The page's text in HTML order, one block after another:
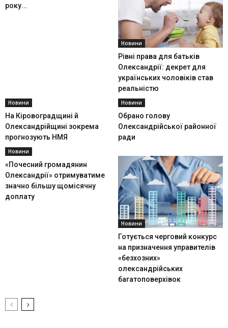
року...
Новини
Рівні права для батьків
Олександрії: декрет для
українських чоловіків став
реальністю
Новини
На Кіровоградщині й
Олександрійщині зокрема
прогнозують НМЯ
Новини
Обрано голову
Олександрійської районної
ради
Новини
«Почесний громадянин
Олександрії» отримуватиме
значно більшу щомісячну
доплату
Новини
Готується черговий конкурс
на призначення управителів
«безхозних»
олександрійських
багатоповерхівок